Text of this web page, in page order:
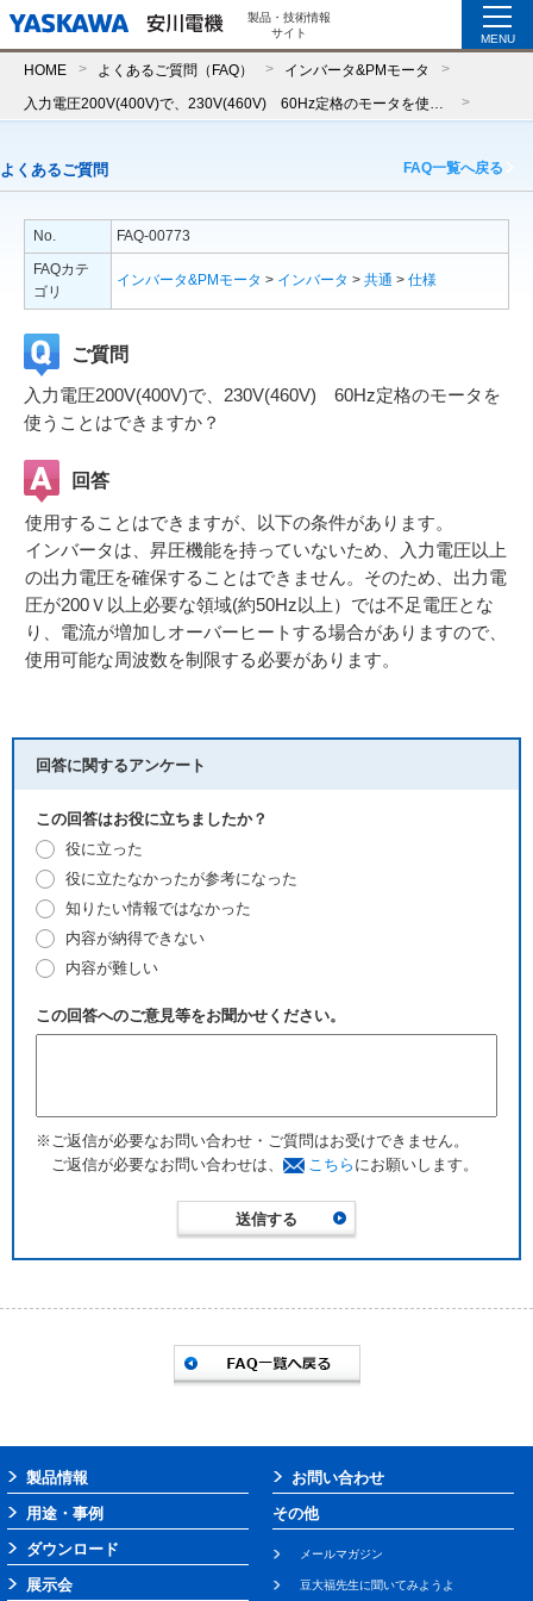
製品・技術情報
サイト
MENU
HOME よくあるご質問（FAQ） インバータ&PMモータ
よくあるご質問 FAQ一覧へ戻る
No.
FAQ-00773
FAQカテ
ゴリ
インバータ&PMモータ > インバータ > 共通 > 仕様
ご質問
入力電圧200V(400V)で、230V(460V) 60Hz定格のモータを
使うことはできますか？
回答
使用することはできますが、以下の条件があります。
インバータは、昇圧機能を持っていないため、入力電圧以上
の出力電圧を確保することはできません。そのため、出力電
圧が200Ｖ以上必要な領域(約50Hz以上）では不足電圧とな
り、電流が増加しオーバーヒートする場合がありますので、
使用可能な周波数を制限する必要があります。
回答に関するアンケート
この回答はお役に立ちましたか？
役に立った
役に立たなかったが参考になった
知りたい情報ではなかった
内容が納得できない
内容が難しい
この回答へのご意見等をお聞かせください。
※ご返信が必要なお問い合わせ・ご質問はお受けできません。
ご返信が必要なお問い合わせは、
こちら にお願いします。
製品情報
用途・事例
ダウンロード
展示会
お問い合わせ
その他
メールマガジン
豆大福先生に聞いてみようよ